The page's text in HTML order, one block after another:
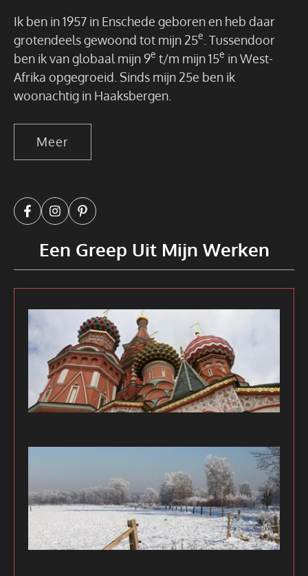
Ik ben in 1957 in Enschede geboren en heb daar
grotendeels gewoond tot mijn 25e . Tussendoor
ben ik van globaal mijn 9e t/m mijn 15e in West-
Afrika opgegroeid. Sinds mijn 25e ben ik
woonachtig in Haaksbergen.
Meer
Een Greep Uit Mijn Werken